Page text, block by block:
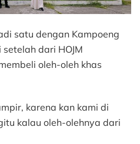
satu dengan Kampoeng
dari HOJM
oleh-oleh khas
karena kan kami di
kalau oleh-olehnya dari